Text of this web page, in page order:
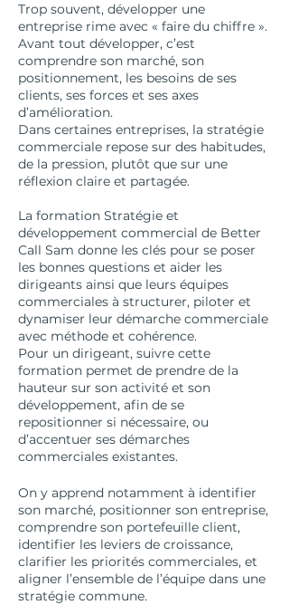
Trop souvent, développer une
entreprise rime avec « faire du chiffre ».
Avant tout développer, c’est
comprendre son marché, son
positionnement, les besoins de ses
clients, ses forces et ses axes
d’amélioration.
Dans certaines entreprises, la stratégie
commerciale repose sur des habitudes,
de la pression, plutôt que sur une
réflexion claire et partagée.
La formation Stratégie et
développement commercial de Better
Call Sam donne les clés pour se poser
les bonnes questions et aider les
dirigeants ainsi que leurs équipes
commerciales à structurer, piloter et
dynamiser leur démarche commerciale
avec méthode et cohérence.
Pour un dirigeant, suivre cette
formation permet de prendre de la
hauteur sur son activité et son
développement, afin de se
repositionner si nécessaire, ou
d’accentuer ses démarches
commerciales existantes.
On y apprend notamment à identifier
son marché, positionner son entreprise,
comprendre son portefeuille client,
identifier les leviers de croissance,
clarifier les priorités commerciales, et
aligner l’ensemble de l’équipe dans une
stratégie commune.